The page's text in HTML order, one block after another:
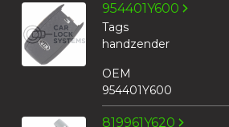
954401Y600
Tags
handzender
OEM
954401Y600
819961Y620